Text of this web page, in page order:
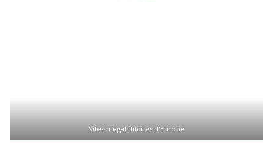
Sites mégalithiques d'Europe